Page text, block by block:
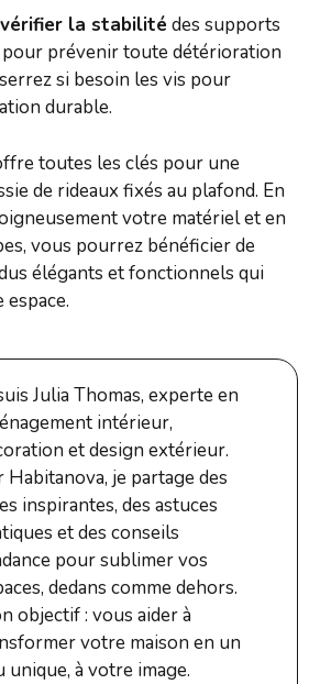
vérifier la stabilité des supports
prévenir toute détérioration
si besoin les vis pour
durable.
toutes les clés pour une
de rideaux fixés au plafond. En
votre matériel et en
vous pourrez bénéficier de
élégants et fonctionnels qui
Julia Thomas, experte en
intérieur,
et design extérieur.
Habitanova, je partage des
inspirantes, des astuces
et des conseils
pour sublimer vos
dedans comme dehors.
objectif : vous aider à
votre maison en un
unique, à votre image.